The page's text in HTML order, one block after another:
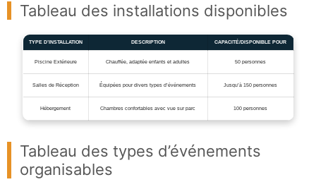
Tableau des installations disponibles
TYPE D’INSTALLATION DESCRIPTION CAPACITÉ/DISPONIBLE POUR
Piscine Extérieure Chauffée, adaptée enfants et adultes 50 personnes
Salles de Réception Équipées pour divers types d’événements Jusqu’à 150 personnes
Hébergement Chambres confortables avec vue sur parc 100 personnes
Tableau des types d’événements
organisables